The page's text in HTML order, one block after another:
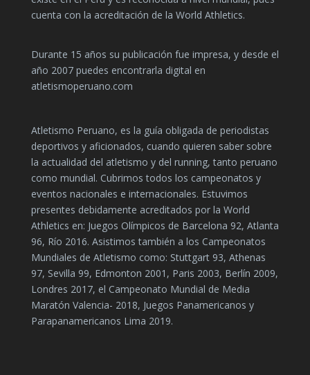
cuenta con la acreditación de la World Athletics.
Durante 15 años su publicación fue impresa, y desde el
año 2007 puedes encontrarla digital en
atletismoperuano.com
Atletismo Peruano, es la guía obligada de periodistas
deportivos y aficionados, cuando quieren saber sobre
la actualidad del atletismo y del running, tanto peruano
como mundial. Cubrimos todos los campeonatos y
eventos nacionales e internacionales. Estuvimos
presentes debidamente acreditados por la World
Athletics en: Juegos Olímpicos de Barcelona 92, Atlanta
96, Río 2016. Asistimos también a los Campeonatos
Mundiales de Atletismo como: Stuttgart 93, Athenas
97, Sevilla 99, Edmonton 2001, Paris 2003, Berlín 2009,
Londres 2017, el Campeonato Mundial de Media
Maratón Valencia- 2018, Juegos Panamericanos y
Parapanamericanos Lima 2019.